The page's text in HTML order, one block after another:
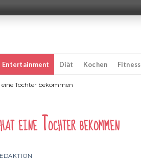
Entertainment Diät Kochen Fitness
Tochter bekommen
Tochter bekommen